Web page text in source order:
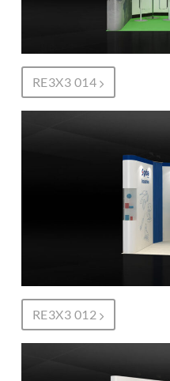
RE3X3 014
RE3X3 012